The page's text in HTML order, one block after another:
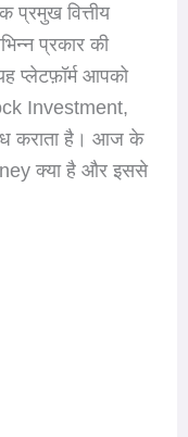
प्रमुख वित्तीय
प्रकार की
प्लेटफ़ॉर्म आपको
Investment,
कराता है। आज के
क्या है और इससे